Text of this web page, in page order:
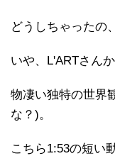
どうしちゃったの
いや、L'ARTさんか
物凄い独特の世界
な？)。
こちら1:53の短い